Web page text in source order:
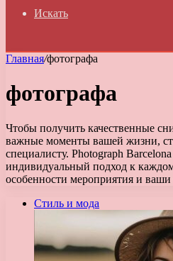
Искать
Главная/фотографа
фотографа
Чтобы получить качественные
важные моменты вашей жизни,
специалисту. Photograph
индивидуальный подход к
особенности мероприятия и
Стиль и мода